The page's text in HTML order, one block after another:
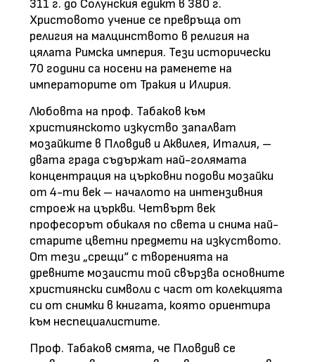
311 г. до Солунския едикт в 380 г.
Христовото учение се превръща от
религия на малцинството в религия на
цялата Римска империя. Тези исторически
70 години са носени на раменете на
императорите от Тракия и Илирия.
Любовта на проф. Табаков към
християнското изкуство запалват
мозайките в Пловдив и Аквилея, Италия, –
двата града съдържат най-голямата
концентрация на църковни подови мозайки
от 4-ти век – началото на интензивния
строеж на църкви. Четвърт век
професорът обикаля по света и снима най-
старите цветни предмети на изкуството.
От тези „срещи“ с творенията на
древните мозаисти той свързва основните
християнски символи с част от колекцията
си от снимки в книгата, която ориентира
към неспециалистите.
Проф. Табаков смята, че Пловдив се